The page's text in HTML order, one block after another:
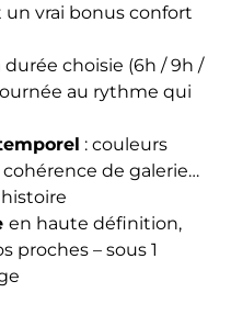
vrai bonus confort
durée choisie (6h / 9h /
au rythme qui
: couleurs
de galerie…
en haute définition,
proches – sous 1